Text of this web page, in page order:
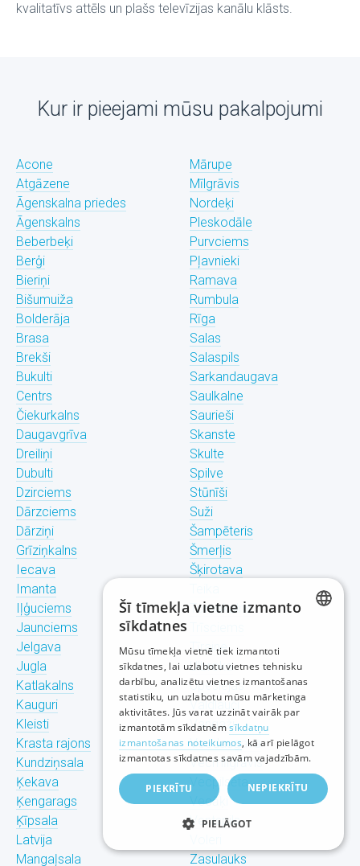
kvalitatīvs attēls un plašs televīzijas kanālu klāsts.
Kur ir pieejami mūsu pakalpojumi
Acone
Atgāzene
Āgenskalna priedes
Āgenskalns
Beberbeķi
Berģi
Bieriņi
Bišumuiža
Bolderāja
Brasa
Brekši
Bukulti
Centrs
Čiekurkalns
Daugavgrīva
Dreiliņi
Dubulti
Dzirciems
Dārzciems
Dārziņi
Grīziņkalns
Iecava
Imanta
Iļģuciems
Jaunciems
Jelgava
Jugla
Katlakalns
Kauguri
Kleisti
Krasta rajons
Kundziņsala
Ķekava
Ķengarags
Ķīpsala
Latvija
Mangaļsala
Mārupe
Mīlgrāvis
Nordeķi
Pleskodāle
Purvciems
Pļavnieki
Ramava
Rumbula
Rīga
Salas
Salaspils
Sarkandaugava
Saulkalne
Saurieši
Skanste
Skulte
Spilve
Stūnīši
Suži
Šampēteris
Šmerļis
Šķirotava
Torņakalns
Tīraine
Ulbroka
Upeslejas
Valdlauči
Vangaži
Vecdaugava
Vecmīlgrāvis
Vecpilsēta
Vecāķi
Ventspils
Zasulauks
RUSSIAN
ENGLISH
Šī tīmekļa vietne izmanto
sīkdatnes
Mūsu tīmekļa vietnē tiek izmantoti
sīkdatnes, lai uzlabotu vietnes tehnisku
darbību, analizētu vietnes izmantošanas
statistiku, un uzlabotu mūsu mārketinga
aktivitātes. Jūs varat uzzināt vairāk par
izmantotām sīkdatnēmsīkdatņu
izmantošanas noteikumos, kā arī pielāgot
izmantotas sīkdatnes savām vajadzībām.
PIEKRĪTU NEPIEKRĪTU
PIELĀGOT